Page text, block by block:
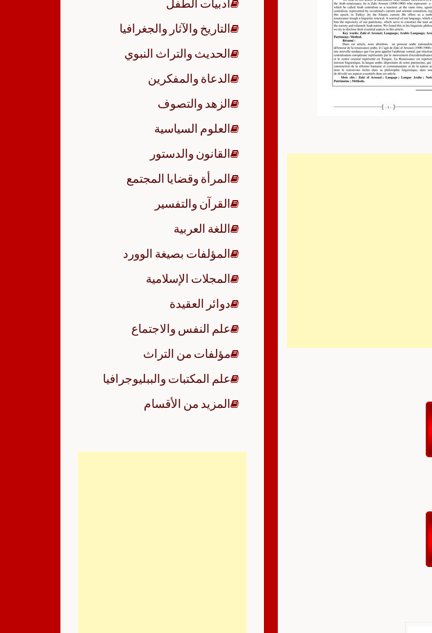
أدبيات الطفل
التاريخ والآثار والجغرافيا
الحديث والتراث النبوي
الدعاة والمفكرين
الزهد والتصوف
العلوم السياسية
القانون والدستور
المرأة وقضايا المجتمع
القرآن والتفسير
اللغة العربية
المؤلفات بصيغة الوورد
المجلات الإسلامية
دوائر العقيدة
علم النفس والاجتماع
مؤلفات من التراث
علم المكتبات والببليوجرافيا
المزيد من الأقسام